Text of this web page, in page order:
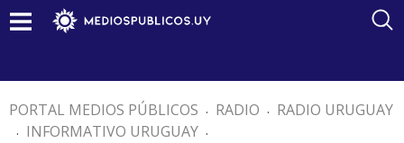
PORTAL MEDIOS PÚBLICOS . RADIO . RADIO URUGUAY
. INFORMATIVO URUGUAY .